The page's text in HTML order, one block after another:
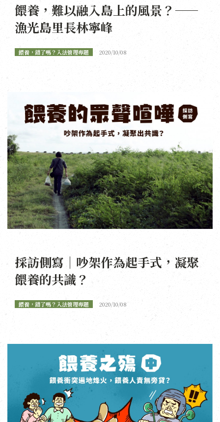
餵養，難以融入島上的風景？——
漁光島里長林寧峰
餵養，錯了嗎？入法管理專題 2020/10/08
採訪側寫｜吵架作為起手式，凝聚
餵養的共識？
餵養，錯了嗎？入法管理專題 2020/10/08